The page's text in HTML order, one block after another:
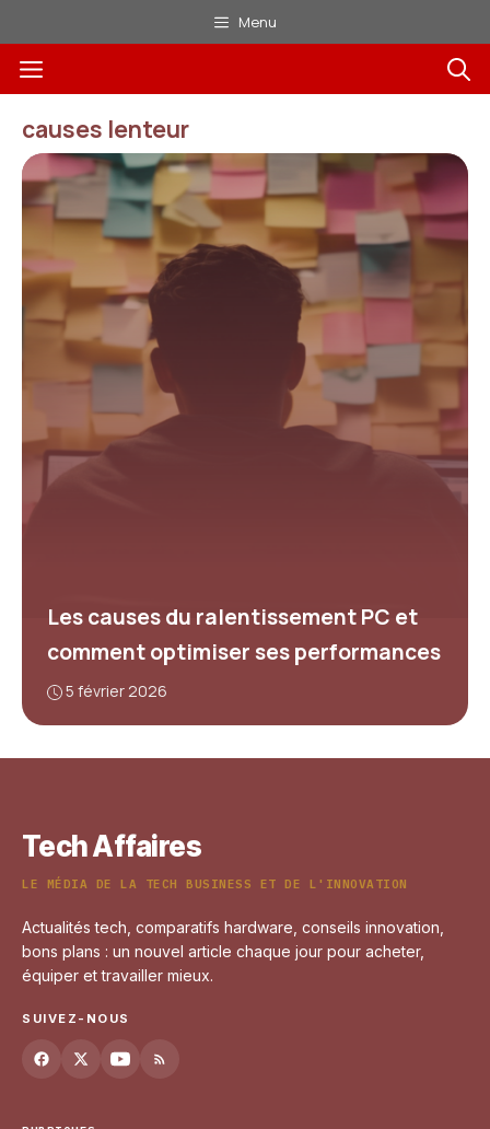
au
contenu
Menu
Menu
causes lenteur
Les causes du ralentissement PC et
comment optimiser ses performances
5 février 2026
Tech Affaires
LE MÉDIA DE LA TECH BUSINESS ET DE L'INNOVATION
Actualités tech, comparatifs hardware, conseils innovation,
bons plans : un nouvel article chaque jour pour acheter,
équiper et travailler mieux.
SUIVEZ-NOUS